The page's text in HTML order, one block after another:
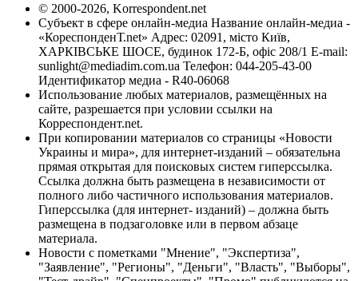
© 2000-2026, Korrespondent.net
Субъект в сфере онлайн-медиа Название онлайн-медиа -
«КореспонденТ.net» Адрес: 02091, місто Київ,
ХАРКІВСЬКЕ ШОСЕ, будинок 172-Б, офіс 208/1 E-mail:
sunlight@mediadim.com.ua Телефон: 044-205-43-00
Идентификатор медиа - R40-06068
Использование любых материалов, размещённых на
сайте, разрешается при условии ссылки на
Корреспондент.net.
При копировании материалов со страницы «Новости
Украины и мира», для интернет-изданий – обязательна
прямая открытая для поисковых систем гиперссылка.
Ссылка должна быть размещена в независимости от
полного либо частичного использования материалов.
Гиперссылка (для интернет- изданий) – должна быть
размещена в подзаголовке или в первом абзаце
материала.
Новости с пометками "Мнение", "Экспертиза",
"Заявление", "Регионы", "Деньги", "Власть", "Выборы",